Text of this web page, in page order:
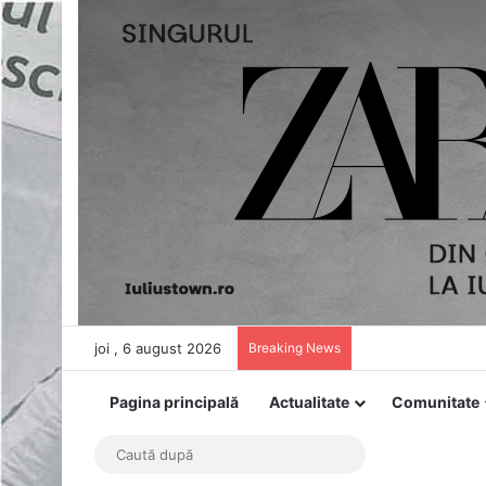
joi , 6 august 2026 Breaking News
Pagina principală Actualitate Comunitate